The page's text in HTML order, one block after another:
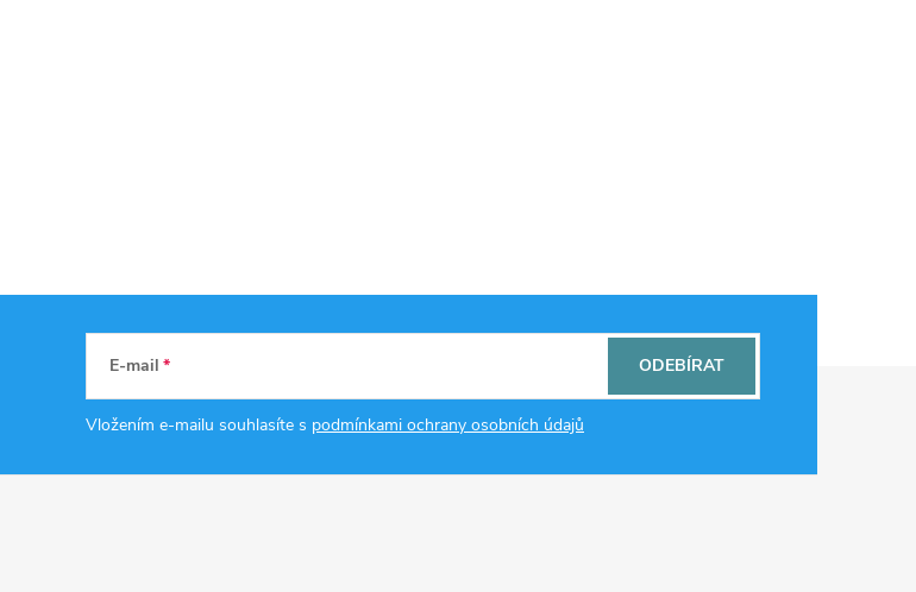
E-mail
Vložením e-mailu souhlasíte s podmínkami ochrany osobních údajů
ODEBÍRAT